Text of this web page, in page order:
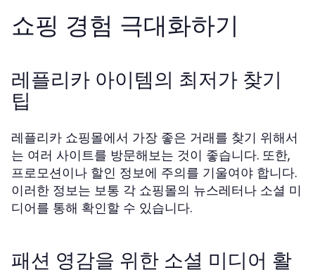
쇼핑 경험 극대화하기
레플리카 아이템의 최저가 찾기
팁
레플리카 쇼핑몰에서 가장 좋은 거래를 찾기 위해서
는 여러 사이트를 방문해보는 것이 좋습니다. 또한,
프로모션이나 할인 정보에 주의를 기울여야 합니다.
이러한 정보는 보통 각 쇼핑몰의 뉴스레터나 소셜 미
디어를 통해 확인할 수 있습니다.
패션 영감을 위한 소셜 미디어 활